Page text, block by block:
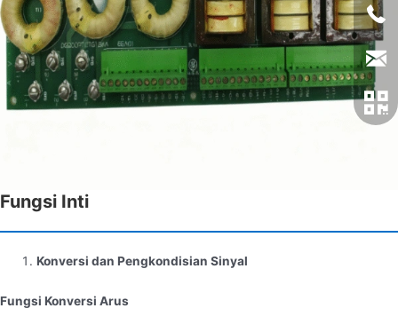
Fungsi Inti
Konversi dan Pengkondisian Sinyal
Fungsi Konversi Arus